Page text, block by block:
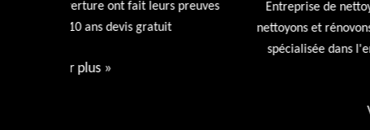
Entreprise de nettoyage de toiture 72 Sarthe nous
nettoyons et rénovons votre toiture avec nos produits
spécialisée dans l'entretien de votre toiture devis